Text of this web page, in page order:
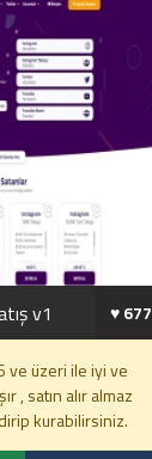
v1 ♥️ 677
ve üzeri ile iyi ve
, satın alır almaz
kurabilirsiniz.